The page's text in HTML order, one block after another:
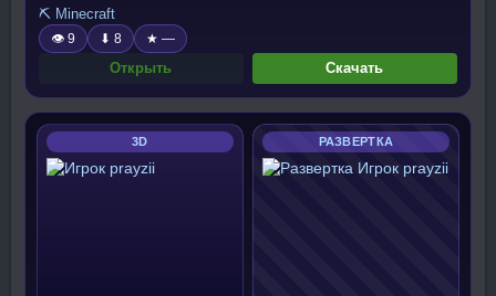
⛏️ Minecraft
👁 9 ⬇ 8 ★ —
Открыть Скачать
3D РАЗВЕРТКА